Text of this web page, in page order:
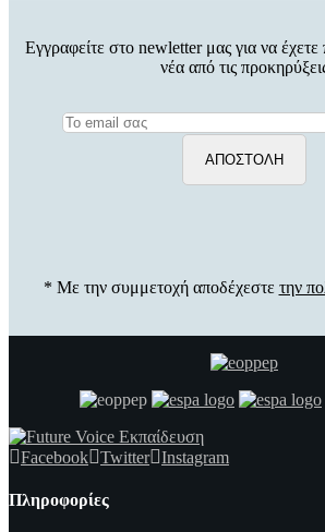
Εγγραφείτε στο newletter μας για να έχετε
νέα από τις
* Με την συμμετοχή αποδέχεστε την
Facebook Twitter Instagram
Πληροφορίες